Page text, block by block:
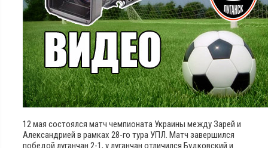
12 мая состоялся матч чемпионата Украины между Зарей и
Александрией в рамках 28-го тура УПЛ. Матч завершился
победой луганчан 2-1, у луганчан отличился Будковский и